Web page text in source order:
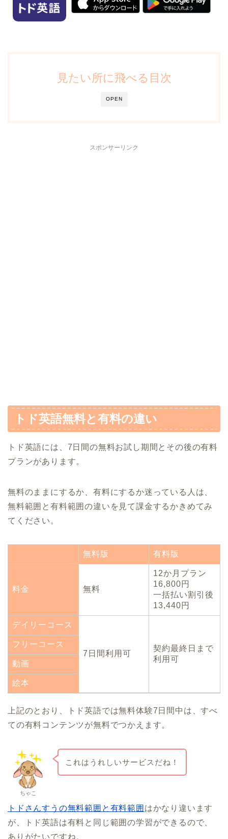
OPEN
見たい所に飛べる目次
スポンサーリンク
トド英語無料と有料の違い
トド英語には、7日間の無料お試し期間とその後の有料
プランがあります。
無料のままにするか、有料にするか迷っている人は、
無料範囲と有料範囲の違いを見て課金するかきめてみ
てください。
無料版 有料版
料金 無料
12か月プラン
16,800円
一括払い割引後
13,440円
デイリーコース
7日間利用可
契約最終日まで
利用可
フリーコース
動画
絵本
上記のとおり、トド英語では無料体験7日間中は、すべ
ての有料コンテンツが無料でつかえます。
ちゃこ
これはうれしいサービスだね！
トドさんすうの無料範囲と有料範囲 はかなり違います
が、トド英語は有料と同じ範囲の学習ができるので、
ありがたいですね。